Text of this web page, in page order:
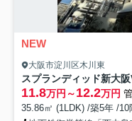
NEW
大阪市淀川区木川東
スプランディッド新大
11.8万円～12.2万円
35.86㎡ (1LDK) /築5年 /10